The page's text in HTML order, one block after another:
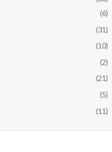
(6)
(31)
(10)
(2)
(21)
(5)
(11)